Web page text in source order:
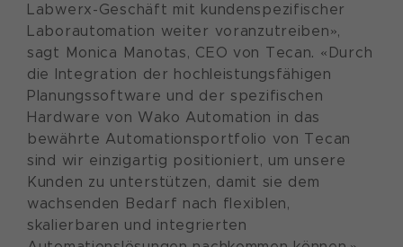
Labwerx-Geschäft mit kundenspezifischer
Laborautomation weiter voranzutreiben»,
sagt Monica Manotas, CEO von Tecan. «Durch
die Integration der hochleistungsfähigen
Planungssoftware und der spezifischen
Hardware von Wako Automation in das
bewährte Automationsportfolio von Tecan
sind wir einzigartig positioniert, um unsere
Kunden zu unterstützen, damit sie dem
wachsenden Bedarf nach flexiblen,
skalierbaren und integrierten